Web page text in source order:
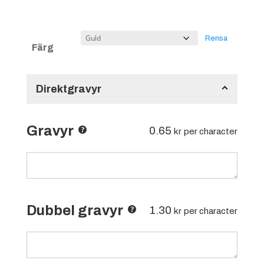
Färg
Rensa
Direktgravyr
Gravyr 0.65kr per character
Dubbel gravyr 1.30kr per character